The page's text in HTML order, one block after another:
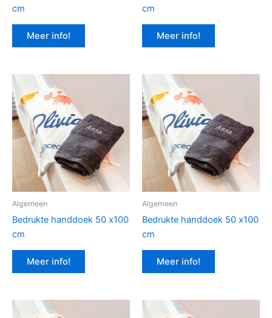
cm
Meer info!
cm
Meer info!
Algemeen
Bedrukte handdoek 50 x100
cm
Meer info!
Algemeen
Bedrukte handdoek 50 x100
cm
Meer info!